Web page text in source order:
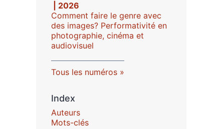
| 2026
Comment faire le genre avec
des images? Performativité en
photographie, cinéma et
audiovisuel
Tous les numéros
Index
Auteurs
Mots-clés